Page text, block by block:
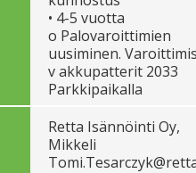
• 4-5 vuotta
o Palovaroittimien
uusiminen.
v akkupatterit 2033
Parkkipaikalla
Retta Isännöinti Oy,
Mikkeli